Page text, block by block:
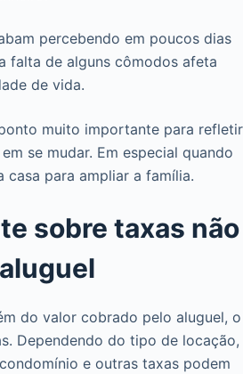
percebendo em poucos dias
falta de alguns cômodos afeta
de vida.
muito importante para refletir
se mudar. Em especial quando
casa para ampliar a família.
sobre taxas não
do valor cobrado pelo aluguel, o
Dependendo do tipo de locação,
e outras taxas podem